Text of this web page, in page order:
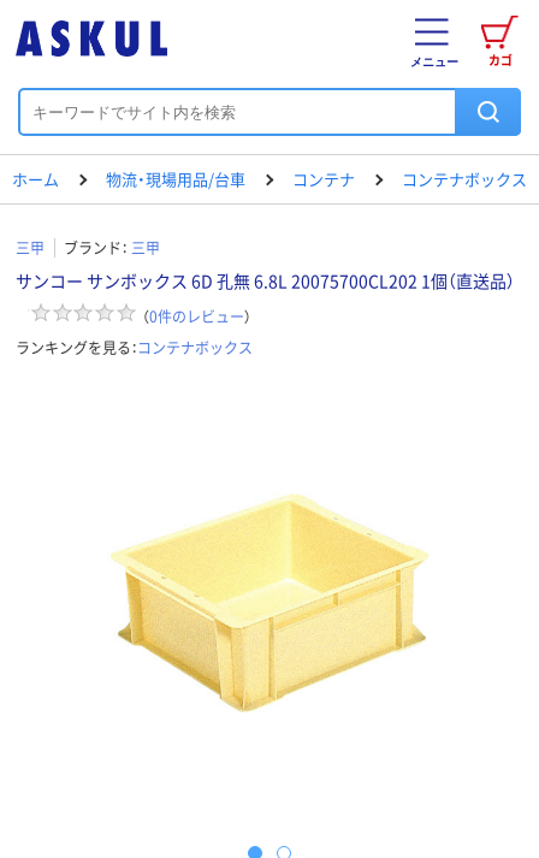
カゴ
メニュー
ホーム 物流・現場用品/台車 コンテナ コンテナボックス
三甲 ブランド： 三甲
サンコー サンボックス 6D 孔無 6.8L 20075700CL202 1個（直送品）
（0件のレビュー）
ランキングを見る：コンテナボックス